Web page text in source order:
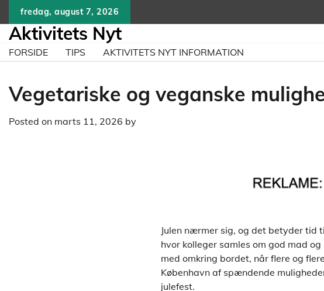
content
fredag, august 7, 2026
Aktivitets Nyt
FORSIDE TIPS AKTIVITETS NYT INFORMATION
Vegetariske og veganske
Posted on marts 11, 2026 by
Julen nærmer sig, og det betyder tid
hvor kolleger samles om god mad
med omkring bordet, når flere og
København af spændende
julefest.